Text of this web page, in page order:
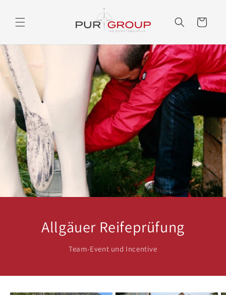
Inhalt
Warenkorb
Allgäuer Reifeprüfung
Team-Event und Incentive